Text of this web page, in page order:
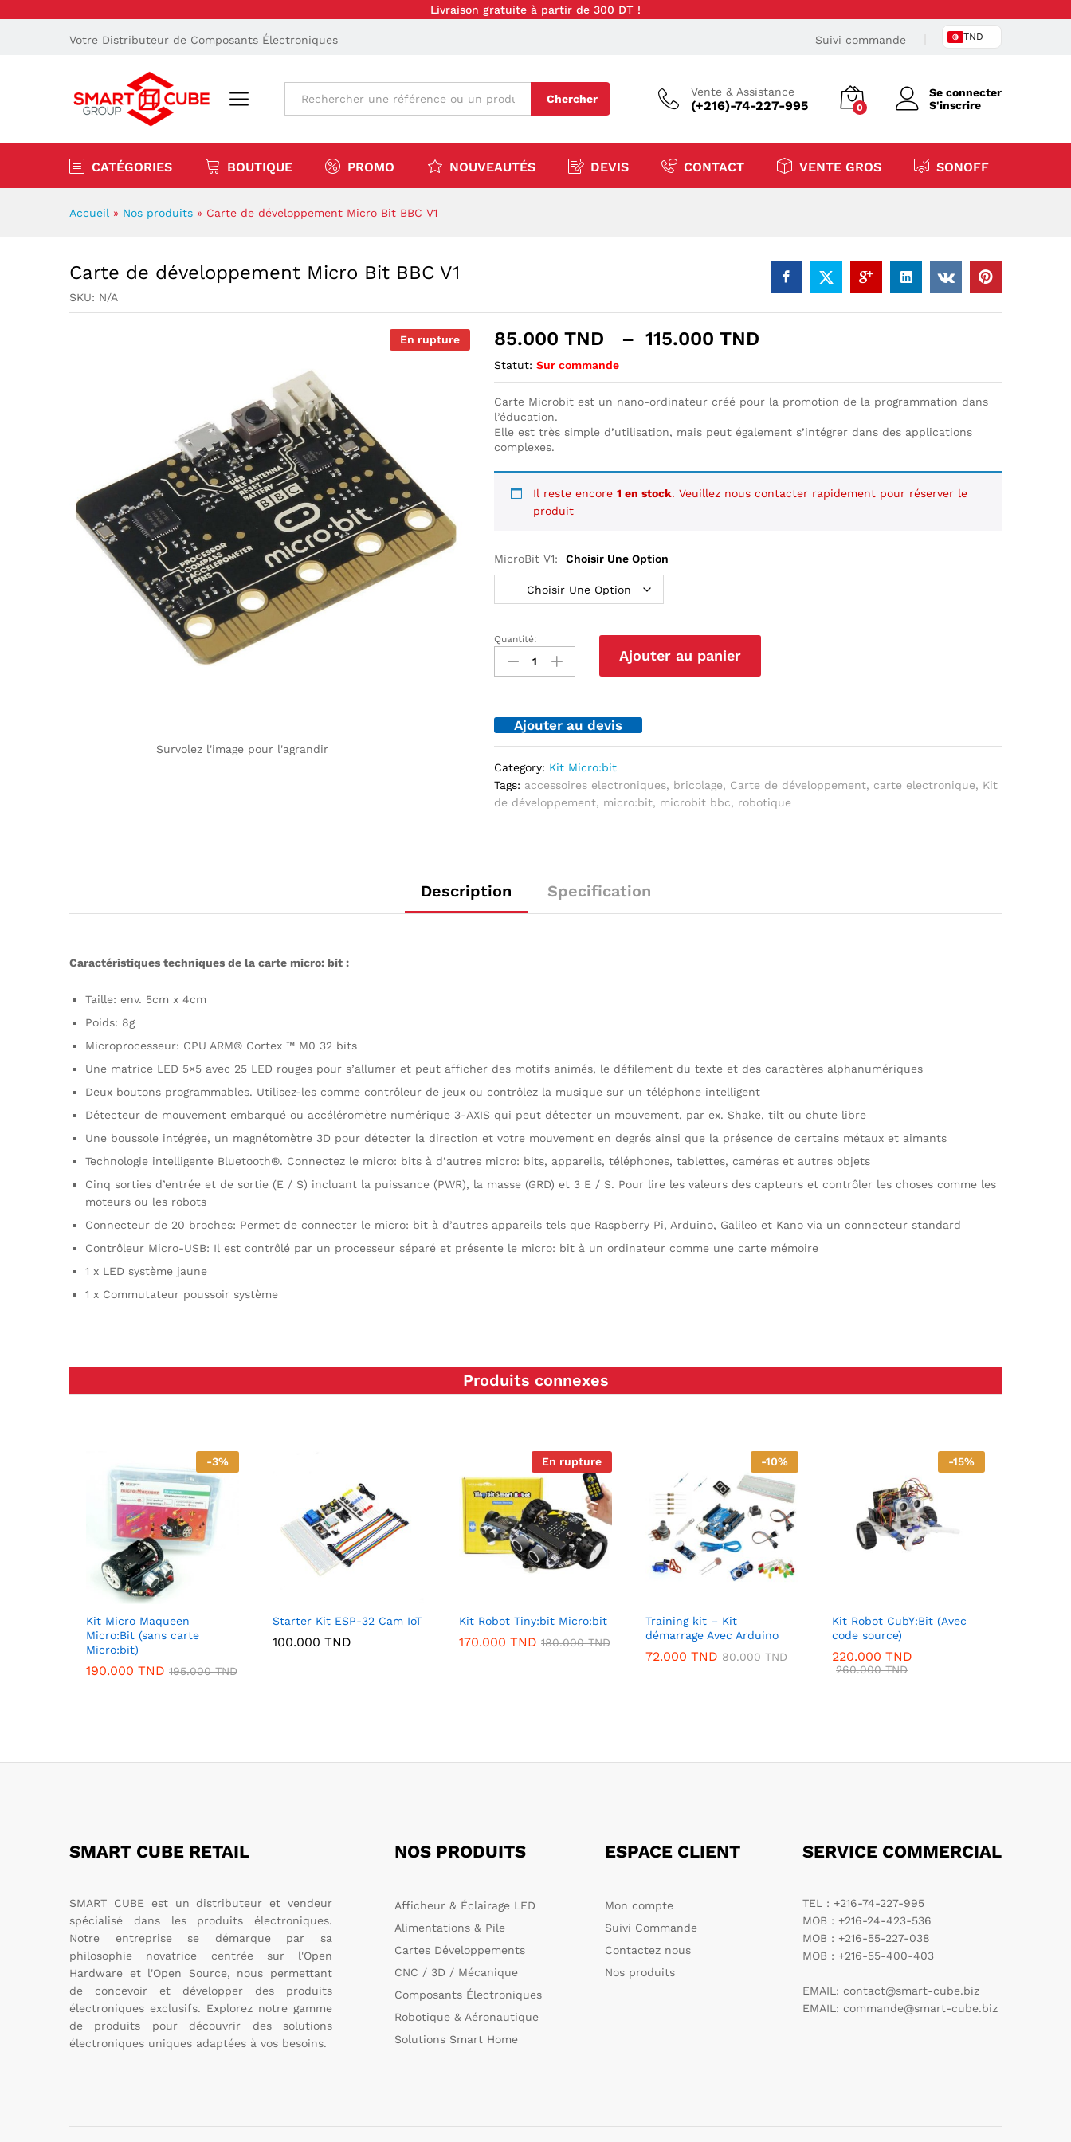
Livraison gratuite à partir de 300 DT !
Votre Distributeur de Composants Électroniques Suivi commande TND
Tout Chercher
Vente & Assistance
(+216)-74-227-995 0
Se connecter
S'inscrire
CATÉGORIES BOUTIQUE PROMO NOUVEAUTÉS DEVIS CONTACT VENTE GROS SONOFF
Accueil » Nos produits » Carte de développement Micro Bit BBC V1
Carte de développement Micro Bit BBC V1
SKU: N/A
En rupture
Survolez l'image pour l'agrandir
85.000TND – 115.000TND
prix :
85.000 TND
115.000 TND
Statut: Sur commande
Carte Microbit est un nano-ordinateur créé pour la promotion de la programmation dans
l’éducation.
Elle est très simple d’utilisation, mais peut également s’intégrer dans des applications
complexes.
Il reste encore1 en stock. Veuillez nous contacter rapidement pour réserver le
produit
MicroBit V1: Choisir Une Option
Carte
développement
BBC
V1
quantité
Quantité:
Ajouter au panier
Ajouter au devis
Category: Kit Micro:bit
Tags: accessoires electroniques, bricolage, Carte de développement, carte electronique, Kit
de développement, micro:bit, microbit bbc, robotique
Description Specification
Caractéristiques techniques de la carte micro: bit :
Taille: env. 5cm x 4cm
Poids: 8g
Microprocesseur: CPU ARM® Cortex ™ M0 32 bits
Une matrice LED 5×5 avec 25 LED rouges pour s’allumer et peut afficher des motifs animés, le défilement du texte et des caractères alphanumériques
Deux boutons programmables. Utilisez-les comme contrôleur de jeux ou contrôlez la musique sur un téléphone intelligent
Détecteur de mouvement embarqué ou accéléromètre numérique 3-AXIS qui peut détecter un mouvement, par ex. Shake, tilt ou chute libre
Une boussole intégrée, un magnétomètre 3D pour détecter la direction et votre mouvement en degrés ainsi que la présence de certains métaux et aimants
Technologie intelligente Bluetooth®. Connectez le micro: bits à d’autres micro: bits, appareils, téléphones, tablettes, caméras et autres objets
Cinq sorties d’entrée et de sortie (E / S) incluant la puissance (PWR), la masse (GRD) et 3 E / S. Pour lire les valeurs des capteurs et contrôler les choses comme les
moteurs ou les robots
Connecteur de 20 broches: Permet de connecter le micro: bit à d’autres appareils tels que Raspberry Pi, Arduino, Galileo et Kano via un connecteur standard
Contrôleur Micro-USB: Il est contrôlé par un processeur séparé et présente le micro: bit à un ordinateur comme une carte mémoire
1 x LED système jaune
1 x Commutateur poussoir système
Produits connexes
-3%
Kit Micro Maqueen
Micro:Bit (sans carte
Micro:bit)
190.000 TND 195.000TND
Starter Kit ESP-32 Cam IoT
100.000 TND
En rupture
Kit Robot Tiny:bit Micro:bit
170.000 TND 180.000TND
-10%
Training kit – Kit
démarrage Avec Arduino
72.000 TND 80.000TND
-15%
Kit Robot CubY:Bit (Avec
code source)
220.000 TND
260.000TND
SMART CUBE RETAIL
SMART CUBE est un distributeur et vendeur
spécialisé dans les produits électroniques.
Notre entreprise se démarque par sa
philosophie novatrice centrée sur l'Open
Hardware et l'Open Source, nous permettant
de concevoir et développer des produits
électroniques exclusifs. Explorez notre gamme
de produits pour découvrir des solutions
électroniques uniques adaptées à vos besoins.
NOS PRODUITS
Afficheur & Éclairage LED
Alimentations & Pile
Cartes Développements
CNC / 3D / Mécanique
Composants Électroniques
Robotique & Aéronautique
Solutions Smart Home
ESPACE CLIENT
Mon compte
Suivi Commande
Contactez nous
Nos produits
SERVICE COMMERCIAL
TEL : +216-74-227-995
MOB : +216-24-423-536
MOB : +216-55-227-038
MOB : +216-55-400-403
EMAIL: contact@smart-cube.biz
EMAIL: commande@smart-cube.biz